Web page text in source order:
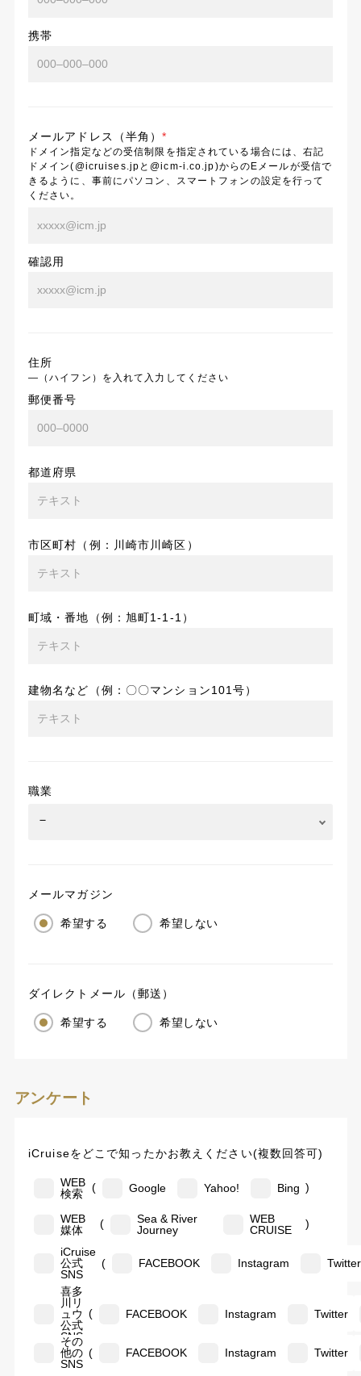
携帯
メールアドレス（半角）*
ドメイン指定などの受信制限を指定されている場合には、右記
ドメイン(@icruises.jpと@icm-i.co.jp)からのEメールが受信で
きるように、事前にパソコン、スマートフォンの設定を行って
ください。
確認用
住所
―（ハイフン）を入れて入力してください
郵便番号
都道府県
市区町村（例：川崎市川崎区）
町域・番地（例：旭町1-1-1）
建物名など（例：〇〇マンション101号）
職業
メールマガジン
希望する 希望しない
ダイレクトメール（郵送）
希望する 希望しない
アンケート
iCruiseをどこで知ったかお教えください(複数回答可)
WEB
検索
( Google Yahoo! Bing )
WEB
媒体
(
Sea & River
Journey
WEB
CRUISE
)
iCruise
公式
SNS
( FACEBOOK Instagram Twitter
喜多
川リ
ュウ
公式
SNS
( FACEBOOK Instagram Twitter
その
他の
SNS
( FACEBOOK Instagram Twitter